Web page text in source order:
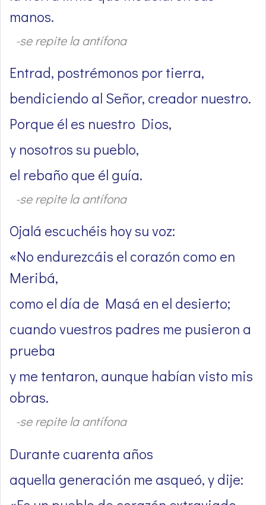
manos.
-se repite la antífona
Entrad, postrémonos por tierra,
bendiciendo al Señor, creador nuestro.
Porque él es nuestro Dios,
y nosotros su pueblo,
el rebaño que él guía.
-se repite la antífona
Ojalá escuchéis hoy su voz:
«No endurezcáis el corazón como en
Meribá,
como el día de Masá en el desierto;
cuando vuestros padres me pusieron a
prueba
y me tentaron, aunque habían visto mis
obras.
-se repite la antífona
Durante cuarenta años
aquella generación me asqueó, y dije: